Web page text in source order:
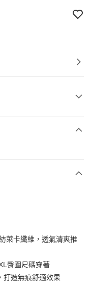
業銀行
業銀行
台灣）商業銀行
萊卡纖維，透氣清爽推
臀圍尺碼穿著
打造無痕舒適效果